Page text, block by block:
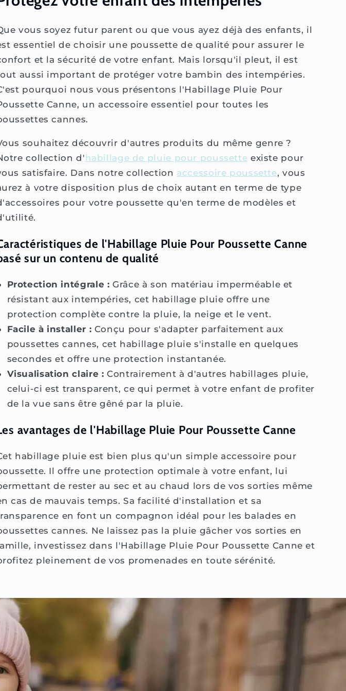
vous soyez futur parent ou que vous ayez déjà des enfants, il
essentiel de choisir une poussette de qualité pour assurer le
et la sécurité de votre enfant. Mais lorsqu'il pleut, il est
aussi important de protéger votre bambin des intempéries.
pourquoi nous vous présentons l'Habillage Pluie Pour
Canne, un accessoire essentiel pour toutes les
cannes.
souhaitez découvrir d'autres produits du même genre ?
collection d'habillage de pluie pour poussette existe pour
satisfaire. Dans notre collection accessoire poussette, vous
à votre disposition plus de choix autant en terme de type
pour votre poussette qu'en terme de modèles et
de l'Habillage Pluie Pour Poussette Canne
sur un contenu de qualité
Protection intégrale : Grâce à son matériau imperméable et
résistant aux intempéries, cet habillage pluie offre une
protection complète contre la pluie, la neige et le vent.
Facile à installer : Conçu pour s'adapter parfaitement aux
poussettes cannes, cet habillage pluie s'installe en quelques
secondes et offre une protection instantanée.
Visualisation claire : Contrairement à d'autres habillages pluie,
celui-ci est transparent, ce qui permet à votre enfant de profiter
de la vue sans être gêné par la pluie.
avantages de l'Habillage Pluie Pour Poussette Canne
habillage pluie est bien plus qu'un simple accessoire pour
Il offre une protection optimale à votre enfant, lui
de rester au sec et au chaud lors de vos sorties même
cas de mauvais temps. Sa facilité d'installation et sa
en font un compagnon idéal pour les balades en
cannes. Ne laissez pas la pluie gâcher vos sorties en
investissez dans l'Habillage Pluie Pour Poussette Canne et
pleinement de vos promenades en toute sérénité.